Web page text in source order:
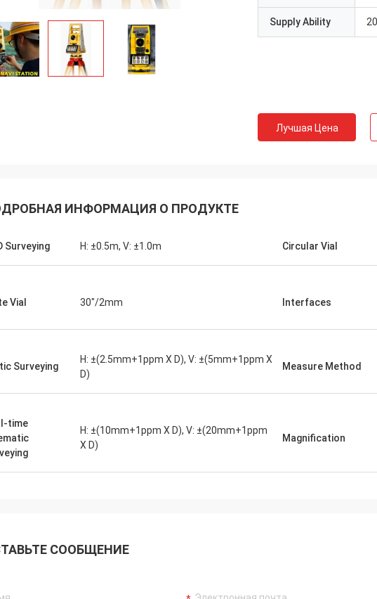
Supply Ability
Лучшая Цена
ИНФОРМАЦИЯ О ПРОДУКТЕ
Surveying H: ±0.5m, V: ±1.0m Circular Vial
Vial 30"/2mm Interfaces
Surveying
H: ±(2.5mm+1ppm X D), V: ±(5mm+1ppm X
D)
Measure Method
time
H: ±(10mm+1ppm X D), V: ±(20mm+1ppm
X D)
Magnification
СООБЩЕНИЕ